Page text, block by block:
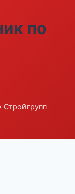
по
Стройгрупп